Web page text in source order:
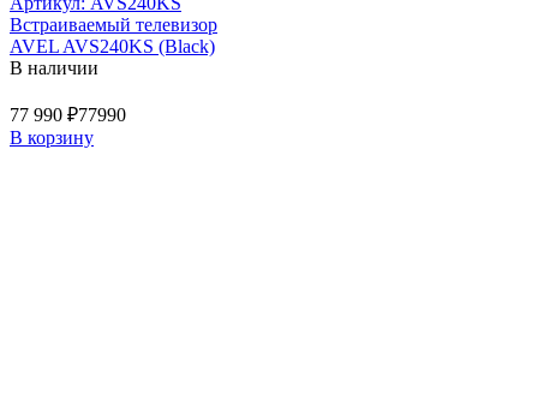
Встраиваемый телевизор
AVEL AVS240KS (Black)
В наличии
77 990 ₽77990
В корзину